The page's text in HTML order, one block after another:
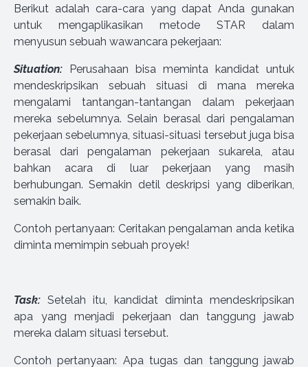
Berikut adalah cara-cara yang dapat Anda gunakan
untuk mengaplikasikan metode STAR dalam
menyusun sebuah wawancara pekerjaan:
Situation: Perusahaan bisa meminta kandidat untuk
mendeskripsikan sebuah situasi di mana mereka
mengalami tantangan-tantangan dalam pekerjaan
mereka sebelumnya. Selain berasal dari pengalaman
pekerjaan sebelumnya, situasi-situasi tersebut juga bisa
berasal dari pengalaman pekerjaan sukarela, atau
bahkan acara di luar pekerjaan yang masih
berhubungan. Semakin detil deskripsi yang diberikan,
semakin baik.
Contoh pertanyaan: Ceritakan pengalaman anda ketika
diminta memimpin sebuah proyek!
Task: Setelah itu, kandidat diminta mendeskripsikan
apa yang menjadi pekerjaan dan tanggung jawab
mereka dalam situasi tersebut.
Contoh pertanyaan: Apa tugas dan tanggung jawab